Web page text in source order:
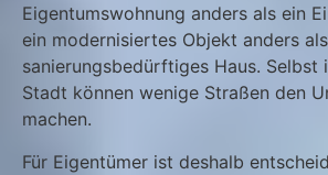
Eigentumswohnung anders als ein
ein modernisiertes Objekt anders
sanierungsbedürftiges Haus. Selbst
Stadt können wenige Straßen den
machen.
Für Eigentümer ist deshalb